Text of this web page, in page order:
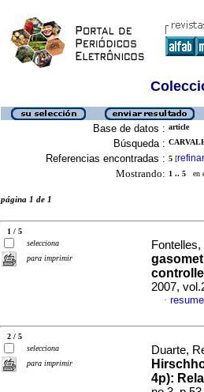
Base de datos : article
Búsqueda :
Referencias encontradas : 5 [refinar
Mostrando: 1 .. 5 en
página 1 de 1
1 / 5
selecciona
para imprimir
2007,
·
2 / 5
selecciona
para imprimir
Duarte,
4p):